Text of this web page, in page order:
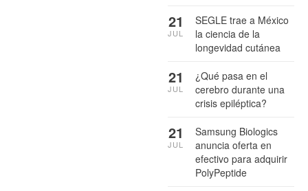
SEGLE trae a México
la ciencia de la
longevidad cutánea
21
JUL
¿Qué pasa en el
cerebro durante una
crisis epiléptica?
21
JUL
Samsung Biologics
anuncia oferta en
efectivo para adquirir
PolyPeptide
21
JUL